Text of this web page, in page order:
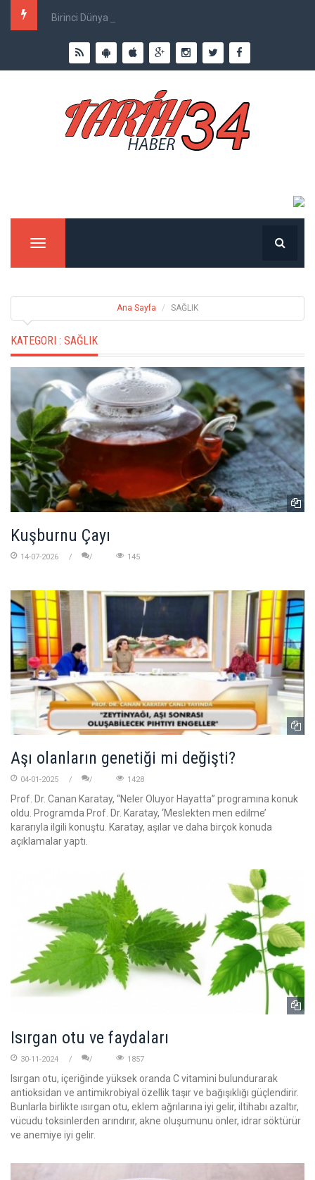
Birinci Dünya Savaşı`nda Ne Kadar İnsan Öldü?
Menu
Ana Sayfa SAĞLIK
KATEGORI : SAĞLIK
Kuşburnu Çayı
14-07-2026 145
Aşı olanların genetiği mi değişti?
04-01-2025 1428
Prof. Dr. Canan Karatay, “Neler Oluyor Hayatta” programına konuk
oldu. Programda Prof. Dr. Karatay, ‘Meslekten men edilme’
kararıyla ilgili konuştu. Karatay, aşılar ve daha birçok konuda
açıklamalar yaptı.
Isırgan otu ve faydaları
30-11-2024 1857
Isırgan otu, içeriğinde yüksek oranda C vitamini bulundurarak
antioksidan ve antimikrobiyal özellik taşır ve bağışıklığı güçlendirir.
Bunlarla birlikte ısırgan otu, eklem ağrılarına iyi gelir, iltihabı azaltır,
vücudu toksinlerden arındırır, akne oluşumunu önler, idrar söktürür
ve anemiye iyi gelir.